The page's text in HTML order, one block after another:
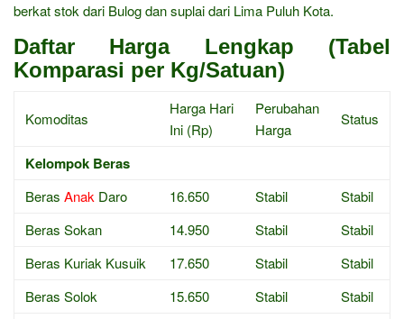
berkat stok dari Bulog dan suplai dari Lima Puluh Kota.
Daftar Harga Lengkap (Tabel
Komparasi per Kg/Satuan)
Komoditas
Harga Hari
Ini (Rp)
Perubahan
Harga
Status
Kelompok Beras
Beras Anak Daro 16.650 Stabil
Stabil
Beras Sokan
14.950 Stabil
Stabil
Beras Kuriak Kusuik
17.650 Stabil
Stabil
Beras Solok
15.650 Stabil Stabil